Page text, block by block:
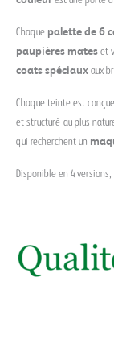
Chaque palette de 6
paupières mates et
coats spéciaux aux
Chaque teinte est
et structuré au plus
qui recherchent un
Disponible en 4